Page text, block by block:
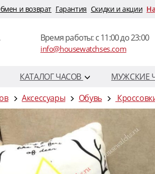
и возврат Гарантия Скидки и акции
Время работы: c 11:00 до 23:00
info@housewatchses.com
КАТАЛОГ ЧАСОВ МУЖСКИЕ
Аксессуары Обувь